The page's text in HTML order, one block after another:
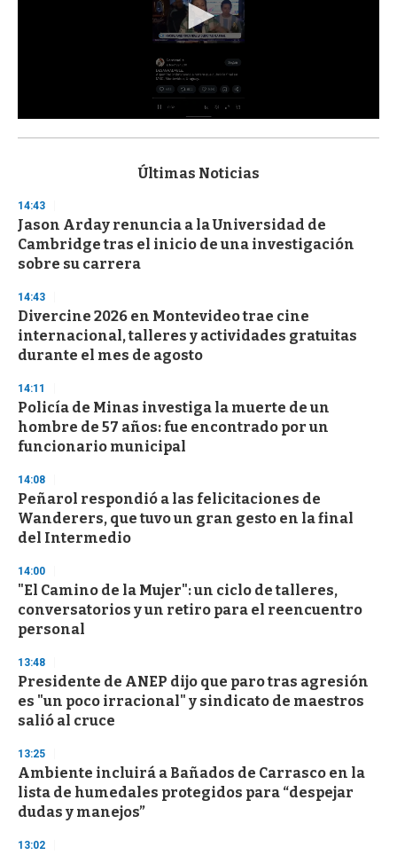
s
d
s
o
f
3
s
e
c
o
n
Últimas Noticias
14:43
Jason Arday renuncia a la Universidad de
Cambridge tras el inicio de una investigación
sobre su carrera
14:43
Divercine 2026 en Montevideo trae cine
internacional, talleres y actividades gratuitas
durante el mes de agosto
14:11
Policía de Minas investiga la muerte de un
hombre de 57 años: fue encontrado por un
funcionario municipal
14:08
Peñarol respondió a las felicitaciones de
Wanderers, que tuvo un gran gesto en la final
del Intermedio
14:00
"El Camino de la Mujer": un ciclo de talleres,
conversatorios y un retiro para el reencuentro
personal
13:48
Presidente de ANEP dijo que paro tras agresión
es "un poco irracional" y sindicato de maestros
salió al cruce
13:25
Ambiente incluirá a Bañados de Carrasco en la
lista de humedales protegidos para “despejar
dudas y manejos”
13:02